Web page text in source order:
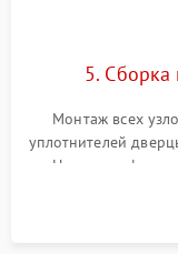
5. Сборка
Монтаж всех
уплотнителей
Надежная
сборка